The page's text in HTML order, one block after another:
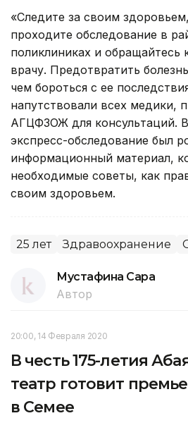
«Следите за своим
проходите обследование в
поликлиниках и обращайтесь
врачу. Предотвратить
чем бороться с ее
напутствовали всех медики,
АГЦФЗОЖ для консультаций.
экспресс-обследование был
информационный материал,
необходимые советы, как
своим здоровьем.
25 лет Здравоохранение
Мустафина Сара
Автор
20:00, 14 Февраля 2020
В честь 175-летия
театр готовит
в Семее